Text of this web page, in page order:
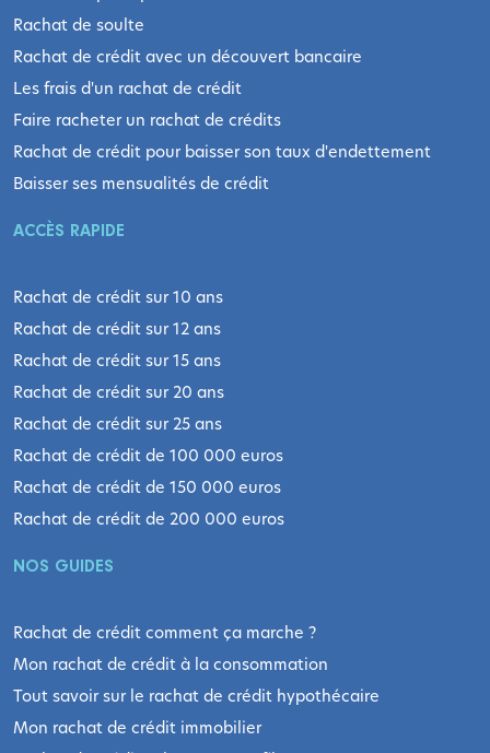
Rachat de soulte
Rachat de crédit avec un découvert bancaire
Les frais d'un rachat de crédit
Faire racheter un rachat de crédits
Rachat de crédit pour baisser son taux d'endettement
Baisser ses mensualités de crédit
ACCÈS RAPIDE
Rachat de crédit sur 10 ans
Rachat de crédit sur 12 ans
Rachat de crédit sur 15 ans
Rachat de crédit sur 20 ans
Rachat de crédit sur 25 ans
Rachat de crédit de 100 000 euros
Rachat de crédit de 150 000 euros
Rachat de crédit de 200 000 euros
NOS GUIDES
Rachat de crédit comment ça marche ?
Mon rachat de crédit à la consommation
Tout savoir sur le rachat de crédit hypothécaire
Mon rachat de crédit immobilier